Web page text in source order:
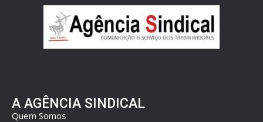
A AGÊNCIA SINDICAL
Quem Somos